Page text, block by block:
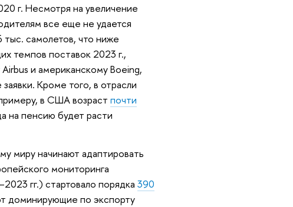
г. Несмотря на увеличение
все еще не удается
тыс. самолетов, что ниже
темпов поставок 2023 г.,
и американскому Boeing,
Кроме того, в отрасли
в США возрастпочти
на пенсию будет расти
миру начинают адаптировать
мониторинга
гг.) стартовало порядка390
доминирующие по экспорту